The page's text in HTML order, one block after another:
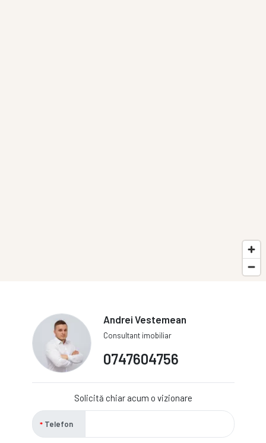
Andrei Vestemean
Consultant imobiliar
0747604756
Solicită chiar acum o vizionare
Telefon